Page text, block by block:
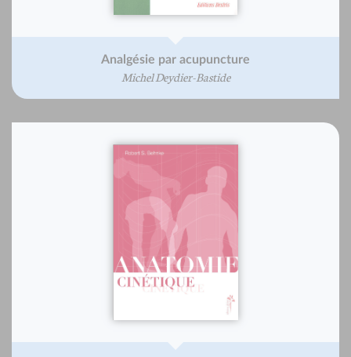
Analgésie par acupuncture
Michel Deydier-Bastide